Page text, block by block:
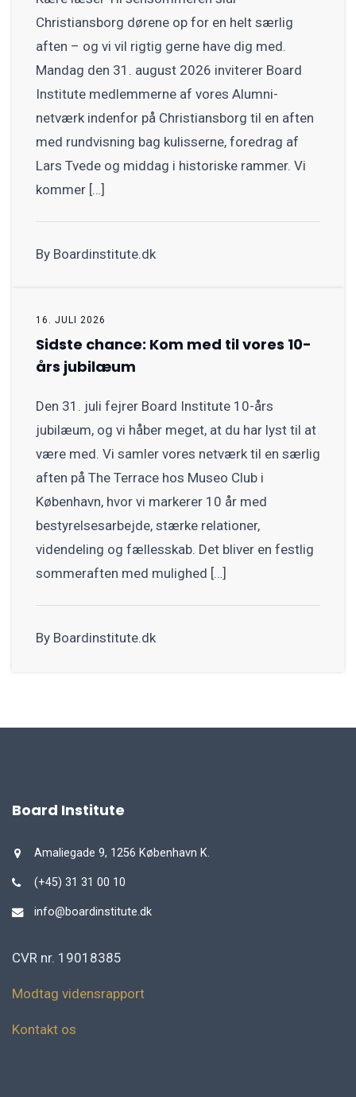
Christiansborg dørene op for en helt særlig
aften – og vi vil rigtig gerne have dig med.
Mandag den 31. august 2026 inviterer Board
Institute medlemmerne af vores Alumni-
netværk indenfor på Christiansborg til en aften
med rundvisning bag kulisserne, foredrag af
Lars Tvede og middag i historiske rammer. Vi
kommer […]
By Boardinstitute.dk
16. JULI 2026
Sidste chance: Kom med til vores 10-
års jubilæum
Den 31. juli fejrer Board Institute 10-års
jubilæum, og vi håber meget, at du har lyst til at
være med. Vi samler vores netværk til en særlig
aften på The Terrace hos Museo Club i
København, hvor vi markerer 10 år med
bestyrelsesarbejde, stærke relationer,
videndeling og fællesskab. Det bliver en festlig
sommeraften med mulighed […]
By Boardinstitute.dk
Board Institute
Amaliegade 9, 1256 København K.
(+45) 31 31 00 10
info@boardinstitute.dk
CVR nr. 19018385
Modtag vidensrapport
Kontakt os